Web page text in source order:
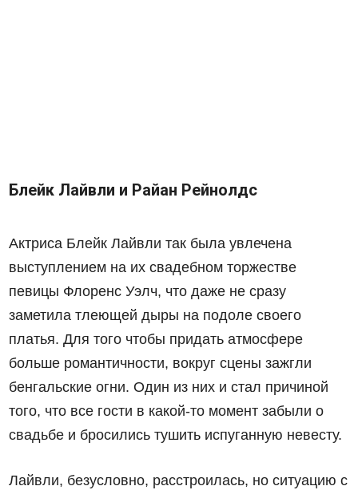
Блейк Лайвли и Райан Рейнолдс
Актриса Блейк Лайвли так была увлечена
выступлением на их свадебном торжестве
певицы Флоренс Уэлч, что даже не сразу
заметила тлеющей дыры на подоле своего
платья. Для того чтобы придать атмосфере
больше романтичности, вокруг сцены зажгли
бенгальские огни. Один из них и стал причиной
того, что все гости в какой-то момент забыли о
свадьбе и бросились тушить испуганную невесту.
Лайвли, безусловно, расстроилась, но ситуацию с